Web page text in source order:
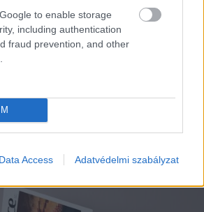
to enable storage
including authentication
fraud prevention, and other
Data Access Adatvédelmi szabályzat